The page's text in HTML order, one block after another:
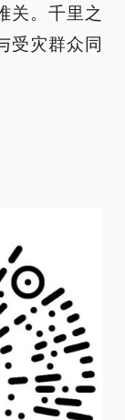
关。千里之
受灾群众同